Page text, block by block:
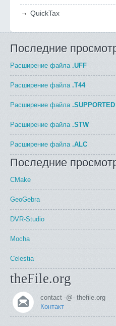
QuickTax
Последние
Расширение файла .UFF
Расширение файла .T44
Расширение файла .SUPPORTED
Расширение файла .STW
Расширение файла .ALC
Последние
CMake
GeoGebra
DVR-Studio
Mocha
Celestia
theFile.org
contact -@- thefile.org
Контакт